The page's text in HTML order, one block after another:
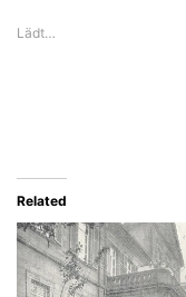
Lädt…
Related